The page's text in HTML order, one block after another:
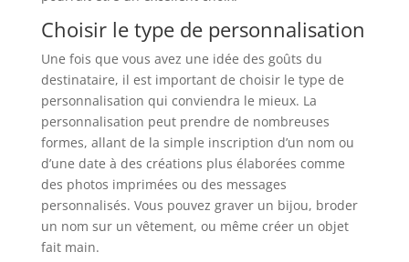
Choisir le type de personnalisation
Une fois que vous avez une idée des goûts du
destinataire, il est important de choisir le type de
personnalisation qui conviendra le mieux. La
personnalisation peut prendre de nombreuses
formes, allant de la simple inscription d’un nom ou
d’une date à des créations plus élaborées comme
des photos imprimées ou des messages
personnalisés. Vous pouvez graver un bijou, broder
un nom sur un vêtement, ou même créer un objet
fait main.